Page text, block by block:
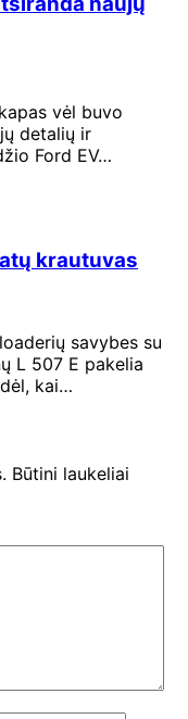
vėl buvo
detalių ir
Ford EV…
krautuvas
savybes su
L 507 E pakelia
kai…
Būtini laukeliai